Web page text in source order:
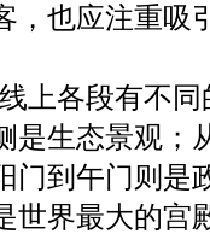
，也应注重吸
上各段有不
是生态景观；
门到午门则是
世界最大的宫